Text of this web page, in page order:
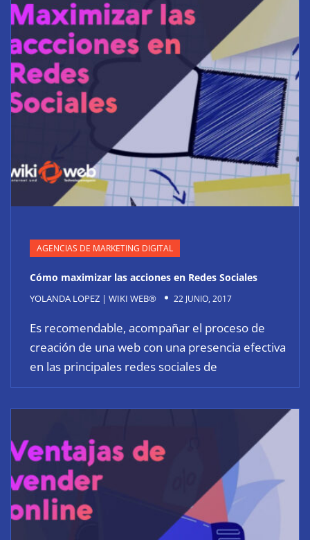
AGENCIAS DE MARKETING DIGITAL
Cómo maximizar las acciones en Redes Sociales
YOLANDA LOPEZ | WIKI WEB® 22 JUNIO, 2017
Es recomendable, acompañar el proceso de
creación de una web con una presencia efectiva
en las principales redes sociales de